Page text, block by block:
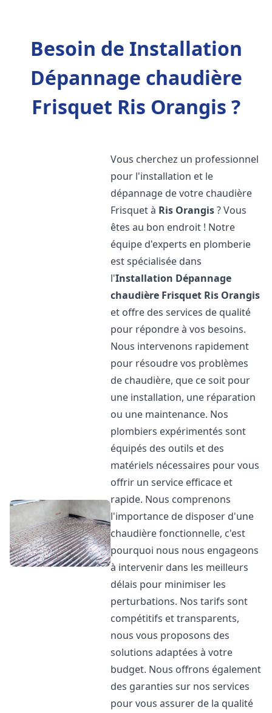
Besoin de Installation
Dépannage chaudière
Frisquet Ris Orangis ?
Vous cherchez un professionnel
pour l'installation et le
dépannage de votre chaudière
Frisquet à Ris Orangis? Vous
êtes au bon endroit ! Notre
équipe d'experts en plomberie
est spécialisée dans
l'Installation Dépannage
chaudière Frisquet Ris Orangis
et offre des services de qualité
pour répondre à vos besoins.
Nous intervenons rapidement
pour résoudre vos problèmes
de chaudière, que ce soit pour
une installation, une réparation
ou une maintenance. Nos
plombiers expérimentés sont
équipés des outils et des
matériels nécessaires pour vous
offrir un service efficace et
rapide. Nous comprenons
l'importance de disposer d'une
chaudière fonctionnelle, c'est
pourquoi nous nous engageons
à intervenir dans les meilleurs
délais pour minimiser les
perturbations. Nos tarifs sont
compétitifs et transparents,
nous vous proposons des
solutions adaptées à votre
budget. Nous offrons également
des garanties sur nos services
pour vous assurer de la qualité